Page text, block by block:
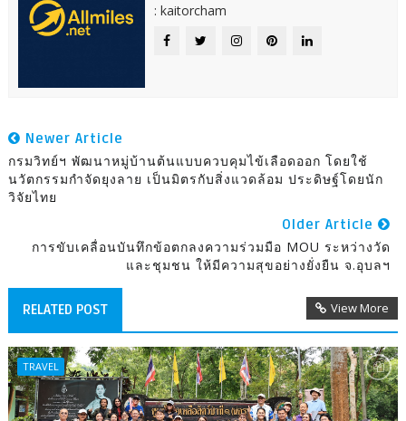
: kaitorcham
Newer Article
กรมวิทย์ฯ พัฒนาหมู่บ้านต้นแบบควบคุมไข้เลือดออก โดยใช้
นวัตกรรมกำจัดยุงลาย เป็นมิตรกับสิ่งแวดล้อม ประดิษฐ์โดยนัก
วิจัยไทย
Older Article
การขับเคลื่อนบันทึกข้อตกลงความร่วมมือ MOU ระหว่างวัด
และชุมชน ให้มีความสุขอย่างยั่งยืน จ.อุบลฯ
RELATED POST View More
TRAVEL